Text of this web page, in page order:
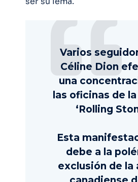
Varios
Céline Dion
una
las oficinas de
‘Rolling
Esta
debe a la
exclusión de la